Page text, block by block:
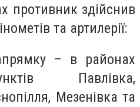
противник здійснив
та артилерії:
– в районах
Павлівка,
Мезенівка та